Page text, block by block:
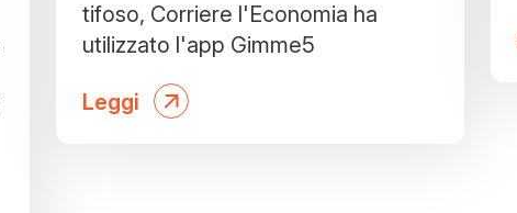
tifoso, Corriere l'Economia ha
utilizzato l'app Gimme5
Leggi